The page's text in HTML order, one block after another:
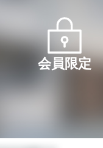
会員限定